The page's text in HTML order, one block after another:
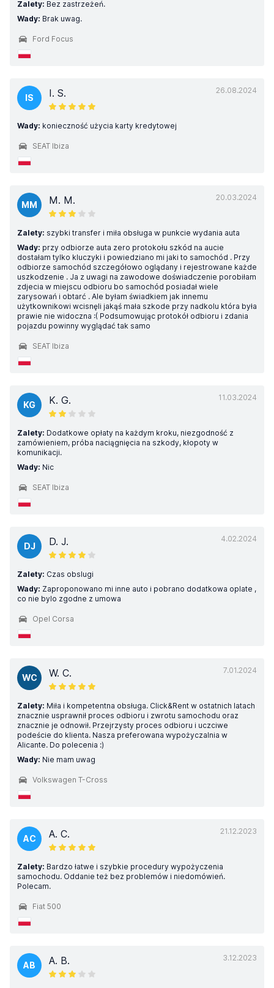
Zalety: Bez zastrzeżeń.
Wady: Brak uwag.
Ford Focus
26.08.2024
IS I. S.
Wady: konieczność użycia karty kredytowej
SEAT Ibiza
20.03.2024
MM M. M.
Zalety: szybki transfer i miła obsługa w punkcie wydania auta
Wady: przy odbiorze auta zero protokołu szkód na aucie
dostałam tylko kluczyki i powiedziano mi jaki to samochód . Przy
odbiorze samochód szczegółowo oglądany i rejestrowane każde
uszkodzenie . Ja z uwagi na zawodowe doświadczenie porobiłam
zdjecia w miejscu odbioru bo samochód posiadał wiele
zarysowań i obtarć . Ale byłam świadkiem jak innemu
użytkownikowi wcisnęli jakąś mała szkode przy nadkolu która była
prawie nie widoczna :( Podsumowując protokół odbioru i zdania
pojazdu powinny wyglądać tak samo
SEAT Ibiza
11.03.2024
KG K. G.
Zalety: Dodatkowe opłaty na każdym kroku, niezgodność z
zamówieniem, próba naciągnięcia na szkody, kłopoty w
komunikacji.
Wady: Nic
SEAT Ibiza
4.02.2024
DJ D. J.
Zalety: Czas obslugi
Wady: Zaproponowano mi inne auto i pobrano dodatkowa oplate ,
co nie bylo zgodne z umowa
Opel Corsa
7.01.2024
WC W. C.
Zalety: Miła i kompetentna obsługa. Click&Rent w ostatnich latach
znacznie usprawnił proces odbioru i zwrotu samochodu oraz
znacznie je odnowił. Przejrzysty proces odbioru i uczciwe
podeście do klienta. Nasza preferowana wypożyczalnia w
Alicante. Do polecenia :)
Wady: Nie mam uwag
Volkswagen T-Cross
21.12.2023
AC A. C.
Zalety: Bardzo łatwe i szybkie procedury wypożyczenia
samochodu. Oddanie też bez problemów i niedomówień.
Polecam.
Fiat 500
3.12.2023
AB A. B.